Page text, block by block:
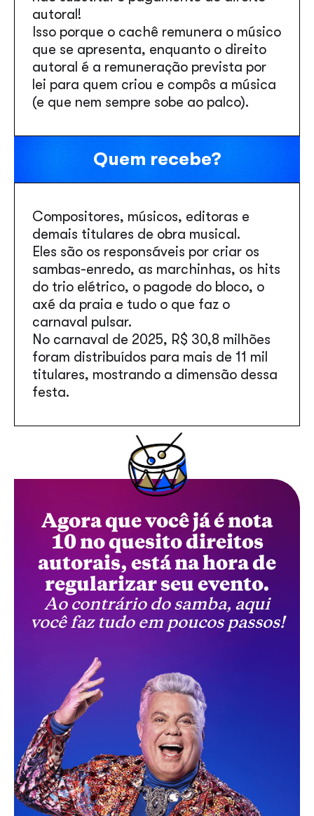
autoral!
Isso porque o cachê remunera o músico
que se apresenta, enquanto o direito
autoral é a remuneração prevista por
lei para quem criou e compôs a música
(e que nem sempre sobe ao palco).
Quem recebe?
Compositores, músicos, editoras e
demais titulares de obra musical.
Eles são os responsáveis por criar os
sambas-enredo, as marchinhas, os hits
do trio elétrico, o pagode do bloco, o
axé da praia e tudo o que faz o
carnaval pulsar.
No carnaval de 2025, R$ 30,8 milhões
foram distribuídos para mais de 11 mil
titulares, mostrando a dimensão dessa
festa.
Agora que você já é nota
10 no quesito direitos
autorais, está na hora de
regularizar seu evento.
Ao contrário do samba, aqui
você faz tudo em poucos passos!